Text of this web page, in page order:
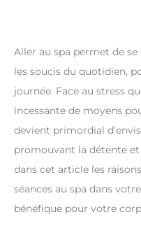
Aller au spa permet de
les soucis du quotidien,
journée. Face au stress
incessante de moyens
devient primordial
promouvant la détente et
dans cet article les
séances au spa dans
bénéfique pour votre